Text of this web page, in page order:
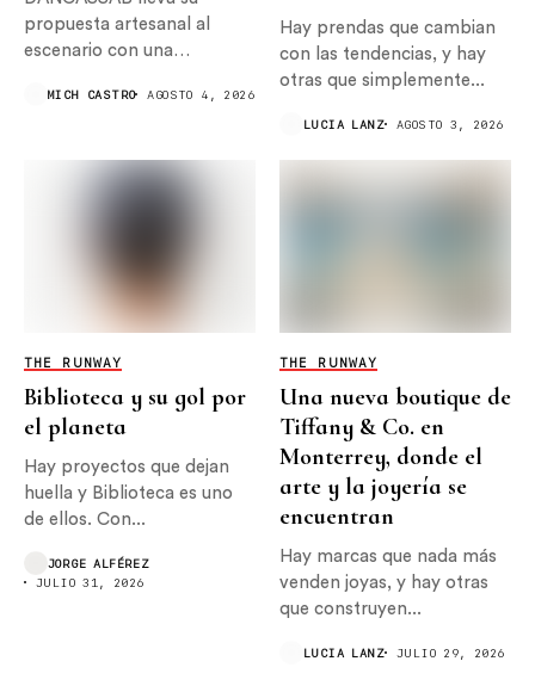
propuesta artesanal al
escenario con una
para...
MICH CASTRO AGOSTO 4, 2026
Hay prendas que cambian
con las tendencias, y hay
otras que simplemente...
LUCIA LANZ AGOSTO 3, 2026
THE RUNWAY
Biblioteca y su gol por
el planeta
Hay proyectos que dejan
huella y Biblioteca es uno
de ellos. Con...
JORGE ALFÉREZ
JULIO 31, 2026
THE RUNWAY
Una nueva boutique de
Tiffany & Co. en
Monterrey, donde el
arte y la joyería se
encuentran
Hay marcas que nada más
venden joyas, y hay otras
que construyen...
LUCIA LANZ JULIO 29, 2026